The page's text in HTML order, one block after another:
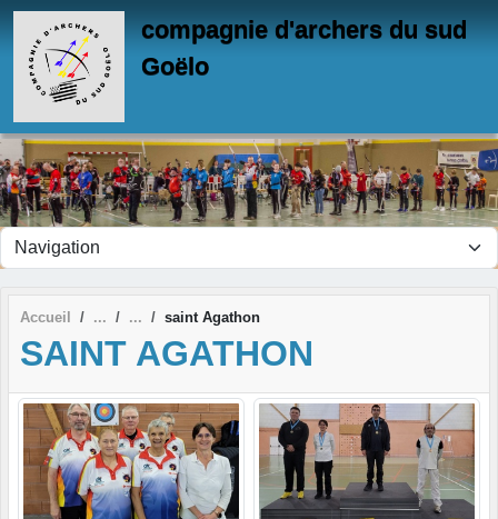
compagnie d'archers du sud
Goëlo
Accueil saint Agathon
SAINT AGATHON
Panneau de gestion des cookies